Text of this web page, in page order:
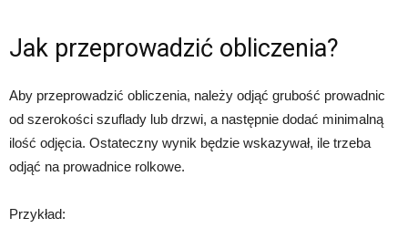
Jak przeprowadzić obliczenia?
Aby przeprowadzić obliczenia, należy odjąć grubość prowadnic
od szerokości szuflady lub drzwi, a następnie dodać minimalną
ilość odjęcia. Ostateczny wynik będzie wskazywał, ile trzeba
odjąć na prowadnice rolkowe.
Przykład: